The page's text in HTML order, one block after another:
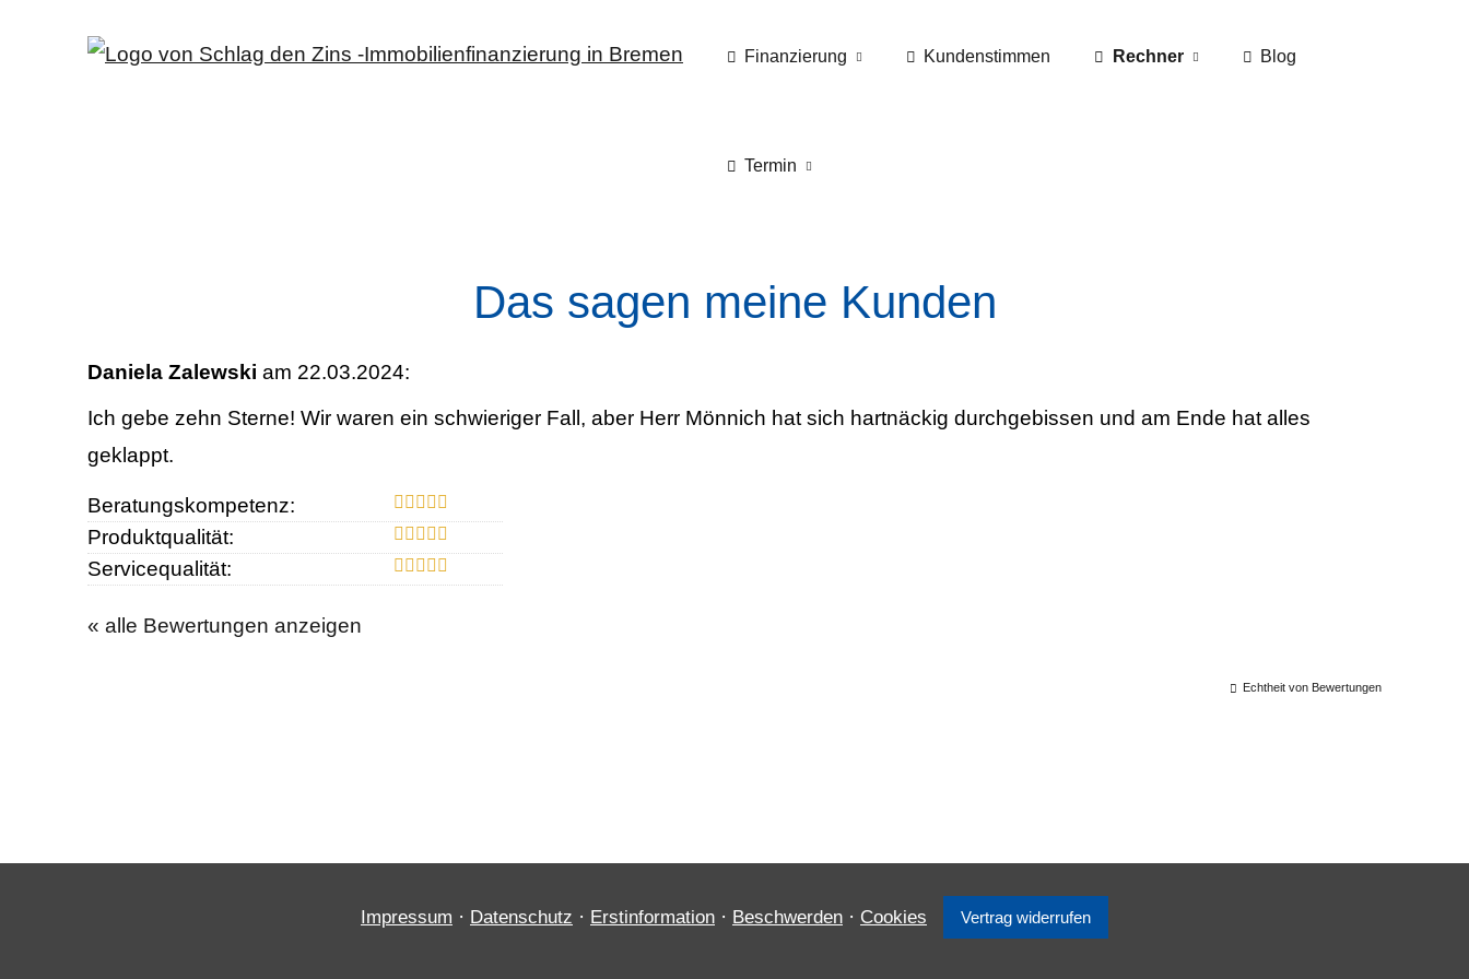
Finanzierung Kundenstimmen Rechner Blog
Termin
Das sagen meine Kunden
Daniela Zalewski am 22.03.2024:
Ich gebe zehn Sterne! Wir waren ein schwieriger Fall, aber Herr Mönnich hat sich hartnäckig durchgebissen und am Ende hat alles
geklappt.
Beratungskompetenz:
Produktqualität:
Servicequalität:
« alle Bewertungen anzeigen
Echtheit von Bewertungen
Impressum · Datenschutz · Erstinformation · Beschwerden · Cookies Vertrag widerrufen